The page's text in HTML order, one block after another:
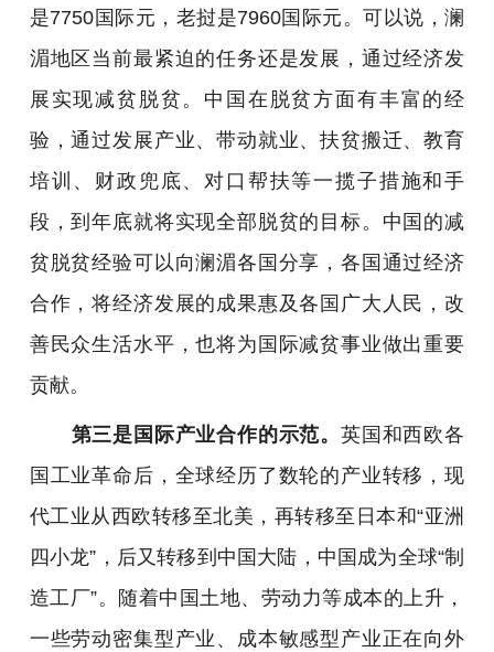
是7750国际元，老挝是7960国际元。可以说，澜
湄地区当前最紧迫的任务还是发展，通过经济发
展实现减贫脱贫。中国在脱贫方面有丰富的经
验，通过发展产业、带动就业、扶贫搬迁、教育
培训、财政兜底、对口帮扶等一揽子措施和手
段，到年底就将实现全部脱贫的目标。中国的减
贫脱贫经验可以向澜湄各国分享，各国通过经济
合作，将经济发展的成果惠及各国广大人民，改
善民众生活水平，也将为国际减贫事业做出重要
贡献。
第三是国际产业合作的示范。英国和西欧各
国工业革命后，全球经历了数轮的产业转移，现
代工业从西欧转移至北美，再转移至日本和“亚洲
四小龙”，后又转移到中国大陆，中国成为全球“制
造工厂”。随着中国土地、劳动力等成本的上升，
一些劳动密集型产业、成本敏感型产业正在向外